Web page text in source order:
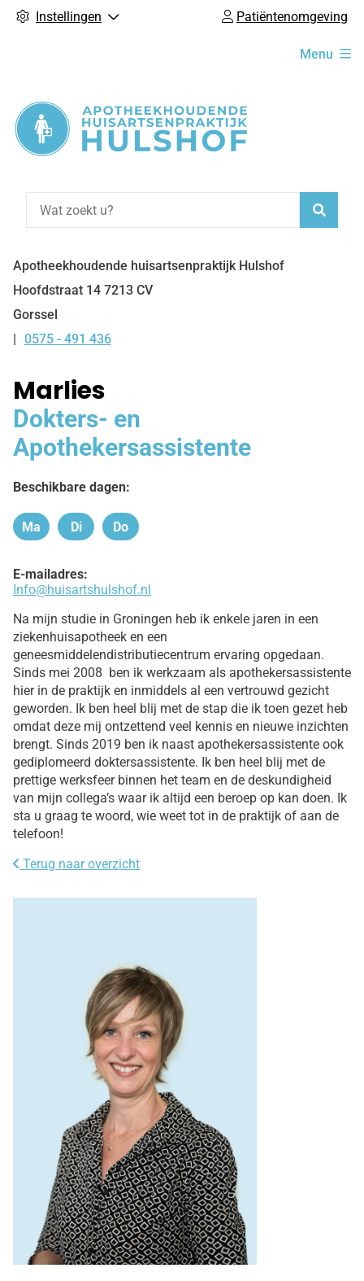
Instellingen Patiëntenomgeving
Menu
Apotheekhoudende huisartsenpraktijk Hulshof
Hoofdstraat 14 7213 CV
Gorssel
Tel:
0575 - 491 436
Marlies
Dokters- en
Apothekersassistente
Beschikbare dagen:
Maandag
Ma Dinsdag
Di Donderdag
Do
E-mailadres:
Info@huisartshulshof.nl
Na mijn studie in Groningen heb ik enkele jaren in een
ziekenhuisapotheek en een
geneesmiddelendistributiecentrum ervaring opgedaan.
Sinds mei 2008 ben ik werkzaam als apothekersassistente
hier in de praktijk en inmiddels al een vertrouwd gezicht
geworden. Ik ben heel blij met de stap die ik toen gezet heb
omdat deze mij ontzettend veel kennis en nieuwe inzichten
brengt. Sinds 2019 ben ik naast apothekersassistente ook
gediplomeerd doktersassistente. Ik ben heel blij met de
prettige werksfeer binnen het team en de deskundigheid
van mijn collega’s waar ik altijd een beroep op kan doen. Ik
sta u graag te woord, wie weet tot in de praktijk of aan de
telefoon!
Terug naar overzicht